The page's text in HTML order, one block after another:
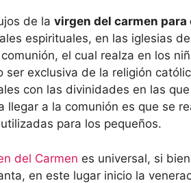
de la virgen del carmen para
espirituales, en las iglesias
el cual realza en los
ser exclusiva de la religión
con las divinidades en las
llegar a la comunión es que se
para los pequeños.
del Carmen es universal, si
en este lugar inicio la